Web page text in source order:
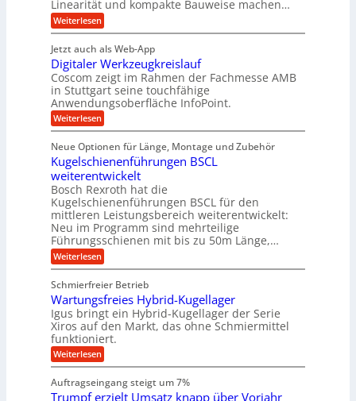
t
r
i
e
b
e
f
ü
r
r
a
u
e
U
m
g
e
b
u
n
g
e
n
f
t
g
s
e
i
n
g
a
n
g
o
n
K
I
w
i
c
h
t
i
g
e
a
l
s
M
a
s
c
h
i
n
e
n
g
e
n
e
t
r
i
e
b
e
f
r
p
r
ä
z
i
s
e
H
u
b
e
w
e
g
u
n
g
e
Linearität und kompakte Bauweise machen…
Weiterlesen:
P
ä
z
i
s
i
o
n
f
r
A
u
t
o
m
o
t
i
v
e
n
d
M
a
s
c
h
i
e
n
Jetzt auch als Web-App
Digitaler Werkzeugkreislauf
Coscom zeigt im Rahmen der Fachmesse AMB
in Stuttgart seine touchfähige
Anwendungsoberfläche InfoPoint.
Weiterlesen:
D
g
i
t
a
l
e
r
W
e
r
k
z
e
u
g
k
r
e
i
s
a
u
Neue Optionen für Länge, Montage und Zubehör
Kugelschienenführungen BSCL
weiterentwickelt
Bosch Rexroth hat die
Kugelschienenführungen BSCL für den
mittleren Leistungsbereich weiterentwickelt:
Neu im Programm sind mehrteilige
Führungsschienen mit bis zu 50m Länge,…
Weiterlesen:
K
g
e
l
s
c
h
i
e
e
Schmierfreier Betrieb
Wartungsfreies Hybrid-Kugellager
Igus bringt ein Hybrid-Kugellager der Serie
Xiros auf den Markt, das ohne Schmiermittel
funktioniert.
Weiterlesen:
W
r
t
Auftragseingang steigt um 7%
Trumpf erzielt Umsatz knapp über Vorjahr